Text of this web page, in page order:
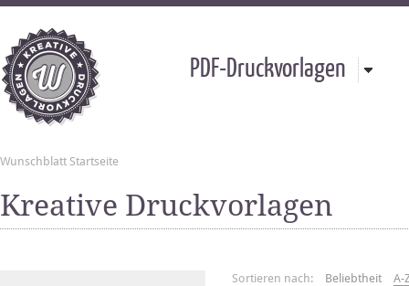
PDF-Druckvorlagen
Wunschblatt Startseite
Kreative Druckvorlagen
Sortieren nach: Beliebtheit A-